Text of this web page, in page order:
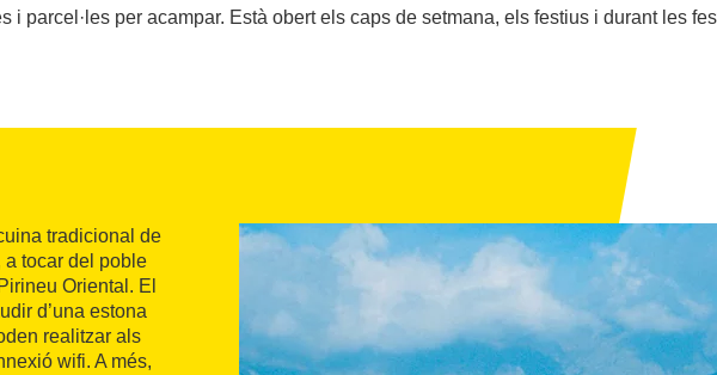
i parcel·les per acampar. Està obert els caps de setmana, els festius i durant les
tradicional de
a tocar del poble
Oriental. El
d’una estona
realitzar als
wifi. A més,